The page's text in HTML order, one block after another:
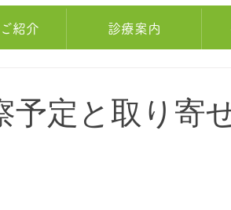
紹介 診療案内
予定と取り寄